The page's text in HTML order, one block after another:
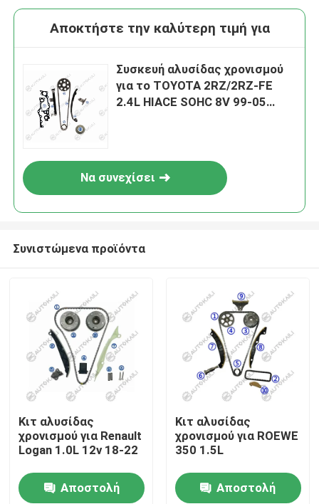
Σπίτι
Αποκτήστε την καλύτερη τιμή για
Συσκευή αλυσίδας χρονισμού
για το TOYOTA 2RZ/2RZ-FE
2.4L HIACE SOHC 8V 99-05
Να συνεχίσει
Συνιστώμενα προϊόντα
Κιτ αλυσίδας
χρονισμού για Renault
Logan 1.0L 12v 18-22
Αποστολή
Κιτ αλυσίδας
χρονισμού για ROEWE
350 1.5L
Αποστολή